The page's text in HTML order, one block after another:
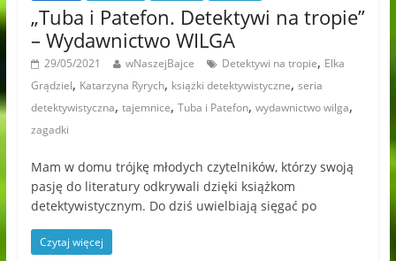
„Tuba i Patefon. Detektywi na tropie”
– Wydawnictwo WILGA
29/05/2021 wNaszejBajce Detektywi na tropie, Elka
Grądziel, Katarzyna Ryrych, książki detektywistyczne, seria
detektywistyczna, tajemnice, Tuba i Patefon, wydawnictwo wilga,
zagadki
Mam w domu trójkę młodych czytelników, którzy swoją
pasję do literatury odkrywali dzięki książkom
detektywistycznym. Do dziś uwielbiają sięgać po
Czytaj więcej